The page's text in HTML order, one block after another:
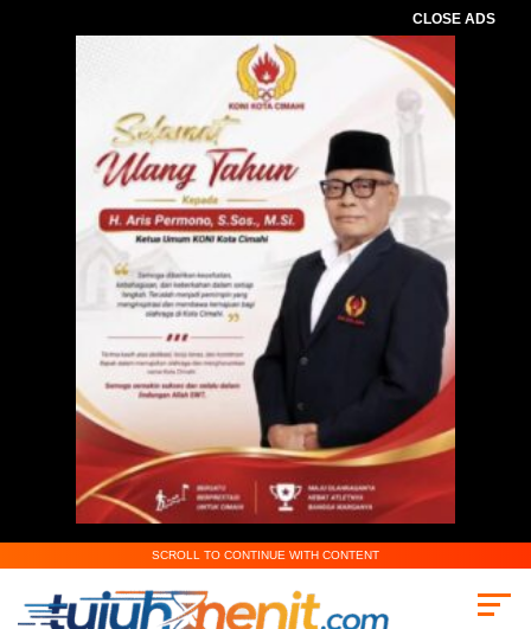
CLOSE ADS
SCROLL TO CONTINUE WITH CONTENT